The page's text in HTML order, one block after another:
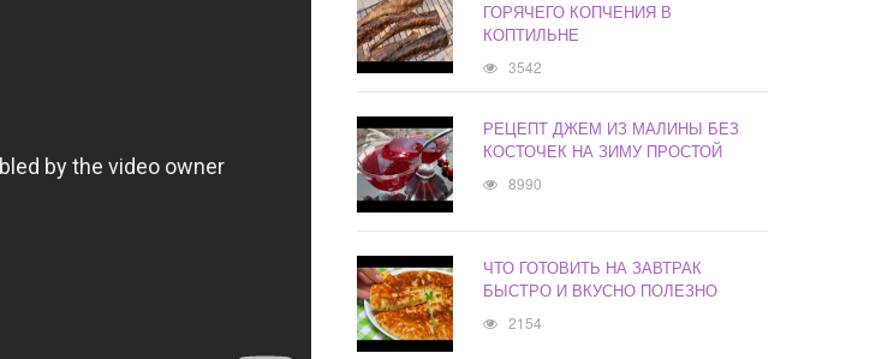
ГОРЯЧЕГО КОПЧЕНИЯ В
КОПТИЛЬНЕ
3542
РЕЦЕПТ ДЖЕМ ИЗ МАЛИНЫ БЕЗ
КОСТОЧЕК НА ЗИМУ ПРОСТОЙ
8990
ЧТО ГОТОВИТЬ НА ЗАВТРАК
БЫСТРО И ВКУСНО ПОЛЕЗНО
2154